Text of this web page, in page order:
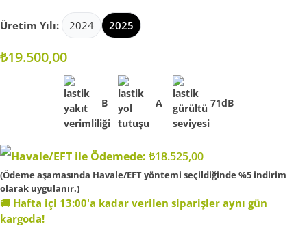
Üretim Yılı: 2024 2025
₺19.500,00
B A 71dB
Havale/EFT ile Ödemede: ₺18.525,00
(Ödeme aşamasında Havale/EFT yöntemi seçildiğinde %5 indirim
olarak uygulanır.)
🚚 Hafta içi 13:00'a kadar verilen siparişler aynı gün
kargoda!